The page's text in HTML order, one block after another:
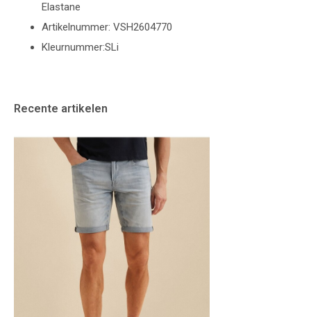
Elastane
Artikelnummer: VSH2604770
Kleurnummer:SLi
Recente artikelen